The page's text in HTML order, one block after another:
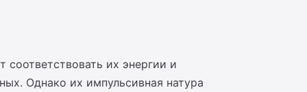
их энергии и
Однако их импульсивная натура